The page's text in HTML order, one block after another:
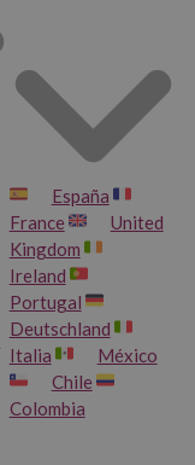
España
France
United
Kingdom
Ireland
Portugal
Deutschland
Italia
México
Chile
Colombia